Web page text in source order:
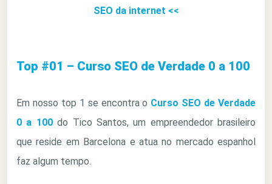
SEO da internet <<
Top #01 – Curso SEO de Verdade 0 a 100
Em nosso top 1 se encontra o Curso SEO de Verdade
0 a 100do Tico Santos, um empreendedor brasileiro
que reside em Barcelona e atua no mercado espanhol
faz algum tempo.